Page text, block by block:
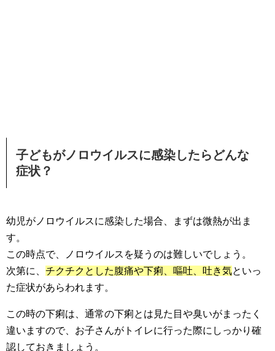
子どもがノロウイルスに感染したらどんな
症状？
幼児がノロウイルスに感染した場合、まずは微熱が出ま
す。
この時点で、ノロウイルスを疑うのは難しいでしょう。
次第に、 チクチクとした腹痛や下痢、嘔吐、吐き気といっ
た症状があらわれます。
この時の下痢は、通常の下痢とは見た目や臭いがまったく
違いますので、お子さんがトイレに行った際にしっかり確
認しておきましょう。